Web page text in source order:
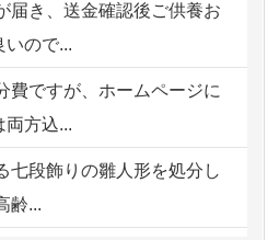
ら可愛がってきた七段飾り
を読み、丁寧に供養してい
もご依頼出来る点と申込ま
届き、送金確認後ご供養お
いので...
費ですが、ホームページに
両方込...
七段飾りの雛人形を処分し
齢...